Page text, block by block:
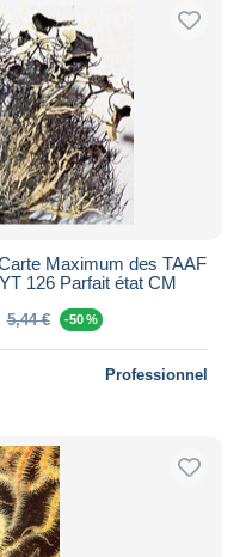
Maximum des TAAF
126 Parfait état CM
5,44 € -50 %
Professionnel